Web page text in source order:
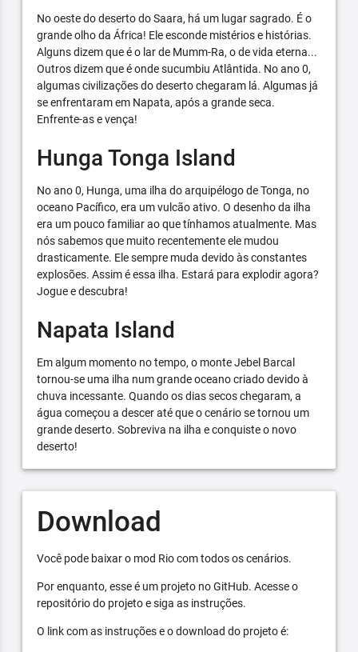
No oeste do deserto do Saara, há um lugar sagrado. É o
grande olho da África! Ele esconde mistérios e histórias.
Alguns dizem que é o lar de Mumm-Ra, o de vida eterna...
Outros dizem que é onde sucumbiu Atlântida. No ano 0,
algumas civilizações do deserto chegaram lá. Algumas já
se enfrentaram em Napata, após a grande seca.
Enfrente-as e vença!
Hunga Tonga Island
No ano 0, Hunga, uma ilha do arquipélogo de Tonga, no
oceano Pacífico, era um vulcão ativo. O desenho da ilha
era um pouco familiar ao que tínhamos atualmente. Mas
nós sabemos que muito recentemente ele mudou
drasticamente. Ele sempre muda devido às constantes
explosões. Assim é essa ilha. Estará para explodir agora?
Jogue e descubra!
Napata Island
Em algum momento no tempo, o monte Jebel Barcal
tornou-se uma ilha num grande oceano criado devido à
chuva incessante. Quando os dias secos chegaram, a
água começou a descer até que o cenário se tornou um
grande deserto. Sobreviva na ilha e conquiste o novo
deserto!
Download
Você pode baixar o mod Rio com todos os cenários.
Por enquanto, esse é um projeto no GitHub. Acesse o
repositório do projeto e siga as instruções.
O link com as instruções e o download do projeto é: